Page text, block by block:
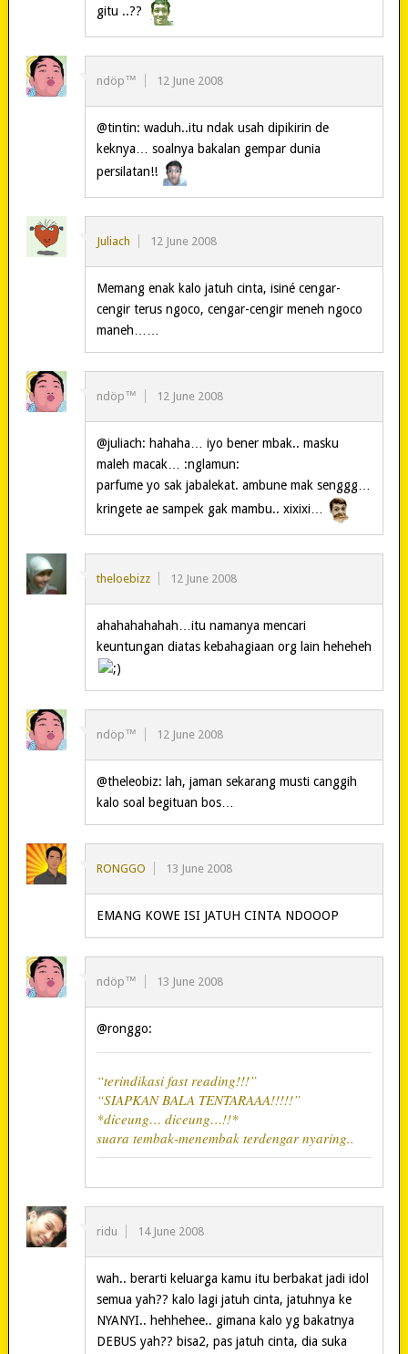
gitu ..??
ndöp™ 12 June 2008
@tintin: waduh..itu ndak usah dipikirin de
keknya… soalnya bakalan gempar dunia
persilatan!!
Juliach 12 June 2008
Memang enak kalo jatuh cinta, isiné cengar-
cengir terus ngoco, cengar-cengir meneh ngoco
maneh……
ndöp™ 12 June 2008
@juliach: hahaha… iyo bener mbak.. masku
maleh macak… :nglamun:
parfume yo sak jabalekat. ambune mak senggg…
kringete ae sampek gak mambu.. xixixi…
theloebizz 12 June 2008
ahahahahahah…itu namanya mencari
keuntungan diatas kebahagiaan org lain heheheh
ndöp™ 12 June 2008
@theleobiz: lah, jaman sekarang musti canggih
kalo soal begituan bos…
RONGGO 13 June 2008
EMANG KOWE ISI JATUH CINTA NDOOOP
ndöp™ 13 June 2008
@ronggo:
“terindikasi fast reading!!!”
“SIAPKAN BALA TENTARAAA!!!!!”
*diceung… diceung…!!*
suara tembak-menembak terdengar nyaring..
ridu 14 June 2008
wah.. berarti keluarga kamu itu berbakat jadi idol
semua yah?? kalo lagi jatuh cinta, jatuhnya ke
NYANYI.. hehhehee.. gimana kalo yg bakatnya
DEBUS yah?? bisa2, pas jatuh cinta, dia suka